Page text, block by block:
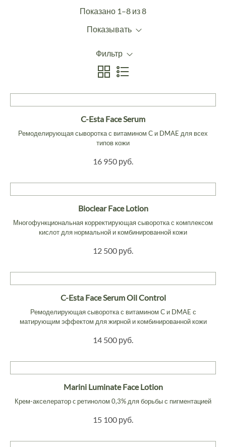
Показано 1–8 из 8
Показывать
Фильтр
C-Esta Face Serum
Ремоделирующая сыворотка с витамином С и DMAE для всех
типов кожи
16 950 руб.
Bioclear Face Lotion
Многофункциональная корректирующая сыворотка с комплексом
кислот для нормальной и комбинированной кожи
12 500 руб.
C-Esta Face Serum Oil Control
Ремоделирующая сыворотка с витамином С и DMAE с
матирующим эффектом для жирной и комбинированной кожи
14 500 руб.
Marini Luminate Face Lotion
Крем-акселератор c ретинолом 0,3% для борьбы с пигментацией
15 100 руб.